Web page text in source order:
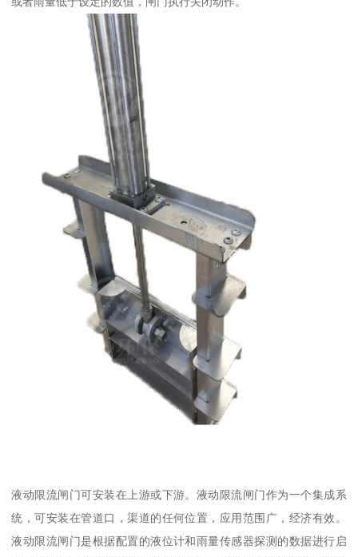
液动限流闸门可安装在上游或下游。液动限流闸门作为一个集成系
统，可安装在管道口，渠道的任何位置，应用范围广，经济有效。
液动限流闸门是根据配置的液位计和雨量传感器探测的数据进行启